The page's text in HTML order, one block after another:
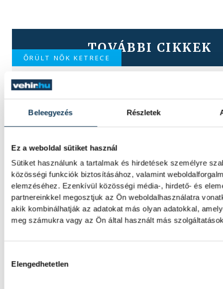
Beleegyezés Részletek
Ez a weboldal sütiket használ
Sütiket használunk a tartalmak és hirdetések személyre
közösségi funkciók biztosításához, valamint
elemzéséhez. Ezenkívül közösségi média-, hirdető- és
partnereinkkel megosztjuk az Ön weboldalhasználatra
akik kombinálhatják az adatokat más olyan adatokkal,
meg számukra vagy az Ön által használt más
Elengedhetetlen
TOVÁBBI CIKKEK
ŐRÜLT NŐK KETRECE
Dupláznak az Őrült Nők
Veszprémben
előadásra Veszprémben, ezért a már
meghirdetett, este 8-kor kezdődő előadás
aznap fél 3-kor is színpadra kerül a
Veszprém Arénában. Az előadás előtt két
az érdeklődők szintén találkozhatnak a
és betekinthetnek a kulisszák mögé is.
KÖZÉLET